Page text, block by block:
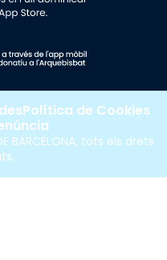
BARCELONA, tots els drets
Política de Cookies